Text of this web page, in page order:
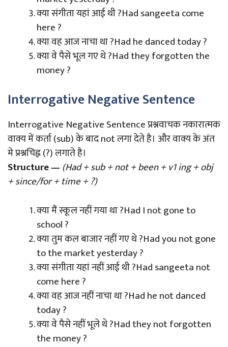
क्या संगीता यहां आई थी ?Had sangeeta come
here ?
क्या वह आज नाचा था ?Had he danced today ?
क्या वे पैसे भूल गए थे ?Had they forgotten the
money ?
Interrogative Negative Sentence
Interrogative Negative Sentence प्रश्नवाचक नकारात्मक
वाक्य में कर्ता (sub) के बाद not लगा देते है। और वाक्य के अंत
मे प्रश्नचिह्न (?) लगाते है।
Structure — (Had + sub + not + been + v1 ing + obj
+ since/for + time + ?)
क्या मैं स्कूल नहीं गया था ?Had I not gone to
school ?
क्या तुम कल बाजार नहीं गए थे ?Had you not gone
to the market yesterday ?
क्या संगीता यहां नहीं आई थी ?Had sangeeta not
come here ?
क्या वह आज नहीं नाचा था ?Had he not danced
today ?
क्या वे पैसे नहीं भूले थे ?Had they not forgotten
the money ?